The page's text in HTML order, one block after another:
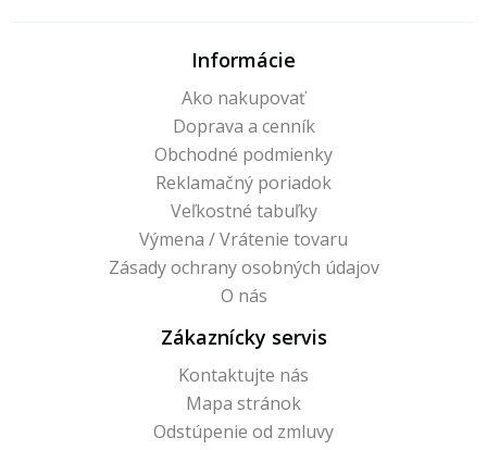
Informácie
Ako nakupovať
Doprava a cenník
Obchodné podmienky
Reklamačný poriadok
Veľkostné tabuľky
Výmena / Vrátenie tovaru
Zásady ochrany osobných údajov
O nás
Zákaznícky servis
Kontaktujte nás
Mapa stránok
Odstúpenie od zmluvy